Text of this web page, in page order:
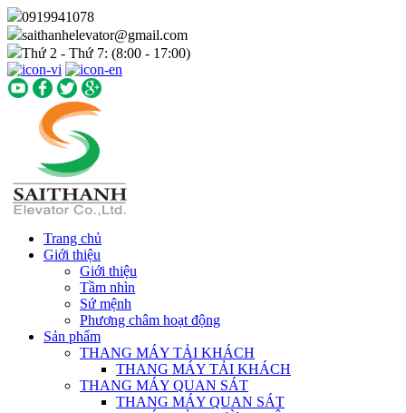
0919941078
saithanhelevator@gmail.com
Thứ 2 - Thứ 7: (8:00 - 17:00)
Trang chủ
Giới thiệu
Giới thiệu
Tầm nhìn
Sứ mệnh
Phương châm hoạt động
Sản phẩm
THANG MÁY TẢI KHÁCH
THANG MÁY TẢI KHÁCH
THANG MÁY QUAN SÁT
THANG MÁY QUAN SÁT